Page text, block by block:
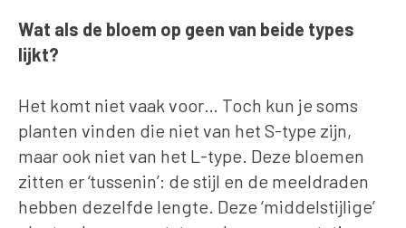
Wat als de bloem op geen van beide types
lijkt?
Het komt niet vaak voor… Toch kun je soms
planten vinden die niet van het S-type zijn,
maar ook niet van het L-type. Deze bloemen
zitten er ‘tussenin’: de stijl en de meeldraden
hebben dezelfde lengte. Deze ‘middelstijlige’